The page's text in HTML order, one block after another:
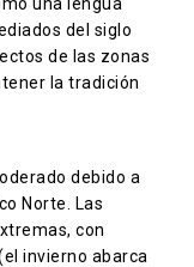
del siglo
de las zonas
la tradición
debido a
Norte. Las
con
invierno abarca